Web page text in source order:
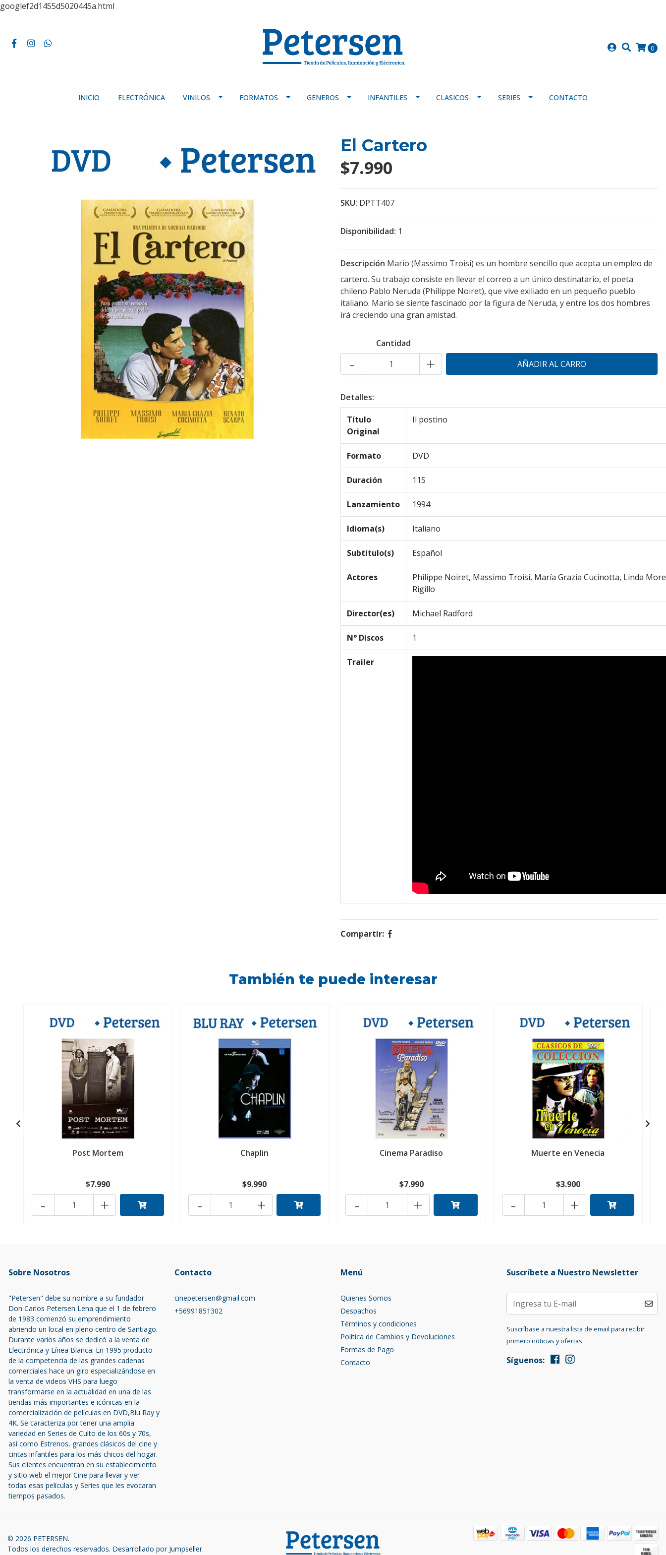
googlef2d1455d5020445a.html
0
INICIO ELECTRÓNICA VINILOS FORMATOS GENEROS INFANTILES CLASICOS SERIES CONTACTO
El Cartero
$7.990
SKU: DPTT407
Disponibilidad: 1
Descripción Mario (Massimo Troisi) es un hombre sencillo que acepta un empleo de
cartero. Su trabajo consiste en llevar el correo a un único destinatario, el poeta
chileno Pablo Neruda (Philippe Noiret), que vive exiliado en un pequeño pueblo
italiano. Mario se siente fascinado por la figura de Neruda, y entre los dos hombres
irá creciendo una gran amistad.
Cantidad
+
-
Detalles:
Título
Original
Il postino
Formato DVD
Duración 115
Lanzamiento 1994
Idioma(s) Italiano
Subtitulo(s) Español
Actores
Philippe Noiret, Massimo Troisi, María Grazia Cucinotta, Linda
Rigillo
Director(es) Michael Radford
N° Discos 1
Trailer
Compartir:
También te puede interesar
Post Mortem
$7.990
+
-
Chaplin
$9.990
+
-
Cinema Paradiso
$7.990
+
-
Muerte en Venecia
$3.900
+
-
Sobre Nosotros
"Petersen" debe su nombre a su fundador
Don Carlos Petersen Lena que el 1 de febrero
de 1983 comenzó su emprendimiento
abriendo un local en pleno centro de Santiago.
Durante varios años se dedicó a la venta de
Electrónica y Línea Blanca. En 1995 producto
de la competencia de las grandes cadenas
comerciales hace un giro especializándose en
la venta de videos VHS para luego
transformarse en la actualidad en una de las
tiendas más importantes e icónicas en la
comercialización de películas en DVD,Blu Ray y
4K. Se caracteriza por tener una amplia
variedad en Series de Culto de los 60s y 70s,
así como Estrenos, grandes clásicos del cine y
cintas infantiles para los más chicos del hogar.
Sus clientes encuentran en su establecimiento
y sitio web el mejor Cine para llevar y ver
todas esas películas y Series que les evocaran
tiempos pasados.
Contacto
cinepetersen@gmail.com
+56991851302
Menú
Quienes Somos
Despachos
Términos y condiciones
Política de Cambios y Devoluciones
Formas de Pago
Contacto
Suscríbete a Nuestro Newsletter
Suscríbase a nuestra lista de email para recibir
primero noticias y ofertas.
Síguenos:
© 2026 PETERSEN.
Todos los derechos reservados. Desarrollado por Jumpseller.